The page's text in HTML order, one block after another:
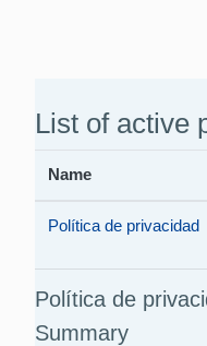
List of active
Name
Política de privacidad
Política de
Summary